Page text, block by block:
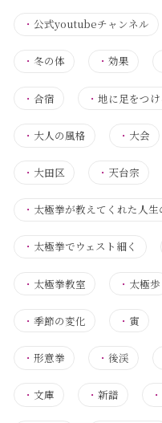
・ 公式youtubeチャンネル
・ 冬の体 ・効果
・ 合宿 ・地に足をつけ
・ 大人の風格 ・ 大会
・ 大田区 ・ 天台宗
・ 太極拳が教えてくれた人生
・ 太極拳でウェスト細く
・ 太極拳教室 ・ 太極歩
・ 季節の変化 ・ 寅
・ 形意拳 ・後渓
・ 文庫 ・新譜 ・